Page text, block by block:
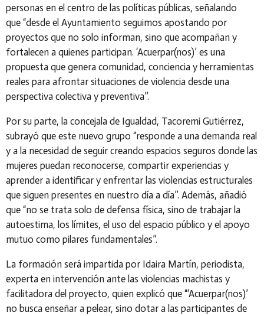
personas en el centro de las políticas públicas, señalando
que “desde el Ayuntamiento seguimos apostando por
proyectos que no solo informan, sino que acompañan y
fortalecen a quienes participan. ‘Acuerpar(nos)’ es una
propuesta que genera comunidad, conciencia y herramientas
reales para afrontar situaciones de violencia desde una
perspectiva colectiva y preventiva”.
Por su parte, la concejala de Igualdad, Tacoremi Gutiérrez,
subrayó que este nuevo grupo “responde a una demanda real
y a la necesidad de seguir creando espacios seguros donde las
mujeres puedan reconocerse, compartir experiencias y
aprender a identificar y enfrentar las violencias estructurales
que siguen presentes en nuestro día a día”. Además, añadió
que “no se trata solo de defensa física, sino de trabajar la
autoestima, los límites, el uso del espacio público y el apoyo
mutuo como pilares fundamentales”.
La formación será impartida por Idaira Martín, periodista,
experta en intervención ante las violencias machistas y
facilitadora del proyecto, quien explicó que “‘Acuerpar(nos)’
no busca enseñar a pelear, sino dotar a las participantes de